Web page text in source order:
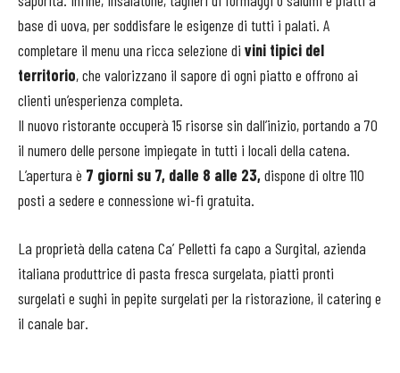
base di uova, per soddisfare le esigenze di tutti i palati. A
completare il menu una ricca selezione di vini tipici del
territorio, che valorizzano il sapore di ogni piatto e offrono ai
clienti un’esperienza completa.
Il nuovo ristorante occuperà 15 risorse sin dall’inizio, portando a 70
il numero delle persone impiegate in tutti i locali della catena.
L’apertura è 7 giorni su 7, dalle 8 alle 23,dispone di oltre 110
posti a sedere e connessione wi-fi gratuita.
La proprietà della catena Ca’ Pelletti fa capo a Surgital, azienda
italiana produttrice di pasta fresca surgelata, piatti pronti
surgelati e sughi in pepite surgelati per la ristorazione, il catering e
il canale bar.